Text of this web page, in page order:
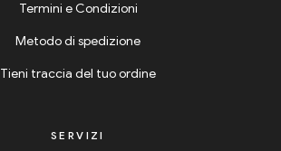
Termini e Condizioni
Metodo di spedizione
Tieni traccia del tuo ordine
SERVIZI